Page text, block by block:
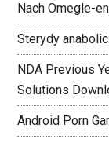
Nach Omegle-
Sterydy
NDA Previous
Solutions
Android Porn